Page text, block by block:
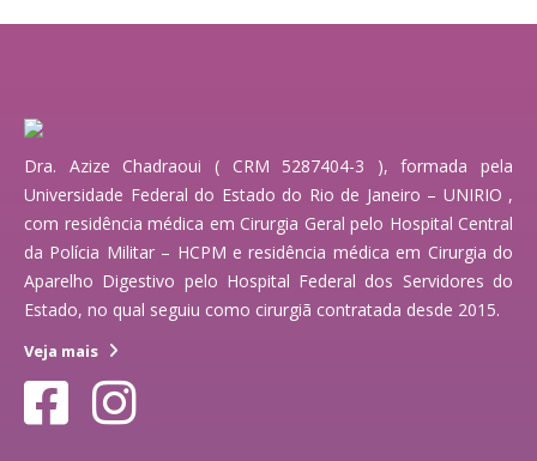
Dra. Azize Chadraoui ( CRM 5287404-3 ), formada pela
Universidade Federal do Estado do Rio de Janeiro – UNIRIO ,
com residência médica em Cirurgia Geral pelo Hospital Central
da Polícia Militar – HCPM e residência médica em Cirurgia do
Aparelho Digestivo pelo Hospital Federal dos Servidores do
Estado, no qual seguiu como cirurgiã contratada desde 2015.
Veja mais